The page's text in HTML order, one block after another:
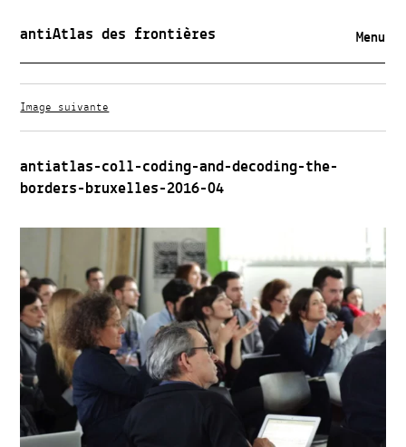
antiAtlas des frontières Menu
Image suivante
antiatlas-coll-coding-and-decoding-the-
borders-bruxelles-2016-04